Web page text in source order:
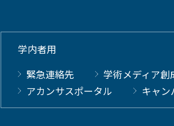
学内者用
緊急連絡先
学術メディア創
アカンサスポータル
キャン